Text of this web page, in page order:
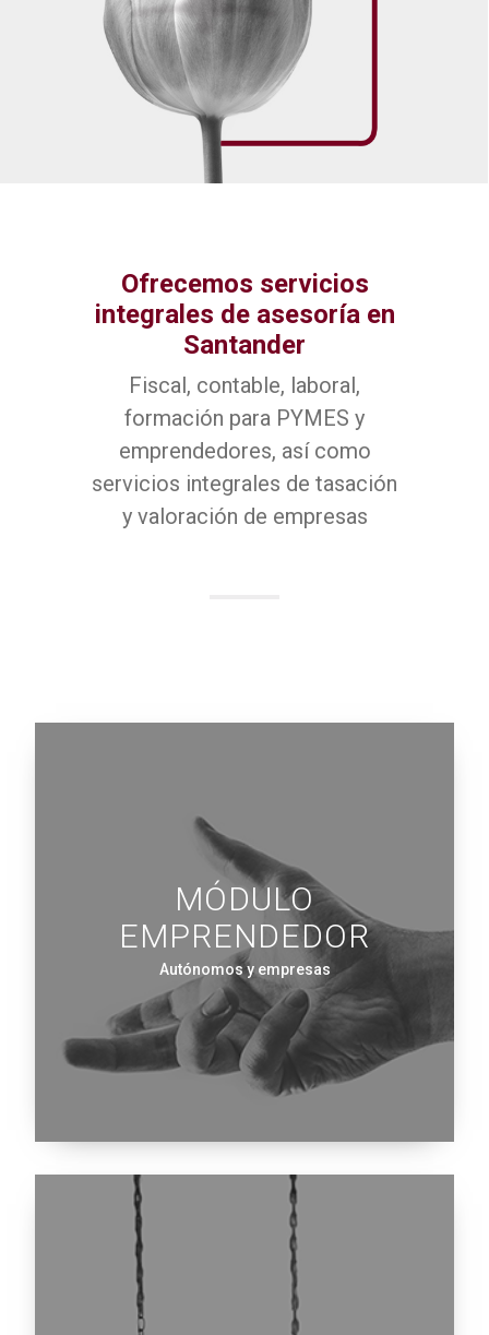
Ofrecemos servicios
integrales de asesoría en
Santander
Fiscal, contable, laboral,
formación para PYMES y
emprendedores, así como
servicios integrales de tasación
y valoración de empresas
MÓDULO
EMPRENDEDOR
Autónomos y empresas